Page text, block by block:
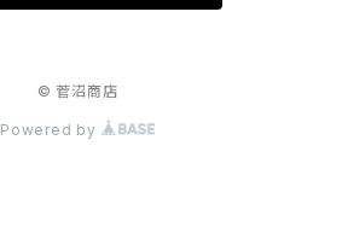
© 菅沼商店
Powered by